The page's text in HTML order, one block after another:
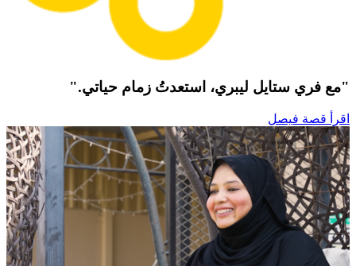
"مع فري ستايل ليبري، استعدتُ زمام حياتي."
اقرأ قصة فيصل